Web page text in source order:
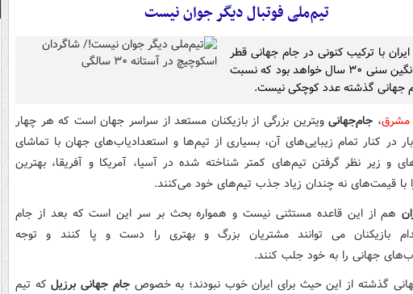
تیم‌ملی فوتبال دیگر جوان نیست
با ترکیب کنونی در جام جهانی قطر
دارای میانگین سنی ۳۰ سال خواهد بود که نسبت
جهانی گذشته عدد کوچکی نیست.
مشرق، جام‌جهانیویترین بزرگی از بازیکنان مستعد از سراسر جهان است که هر چهار
در کنار تمام زیبایی‌های آن، بسیاری از تیم‌ها و استعدادیاب‌های جهان با تماشای
و زیر نظر گرفتن تیم‌های کمتر شناخته شده در آسیا، آمریکا و آفریقا، بهترین
با قیمت‌های نه چندان زیاد جذب تیم‌های خود می‌کنند.
هم از این قاعده مستثنی نیست و همواره بحث بر سر این است که بعد از جام
بازیکنان می توانند مشتریان بزرگ و بهتری را دست و پا کنند و توجه
جهانی را به خود جلب کنند.
گذشته از این حیث برای ایران خوب نبودند؛ به خصوصجام جهانی برزیلکه تیم